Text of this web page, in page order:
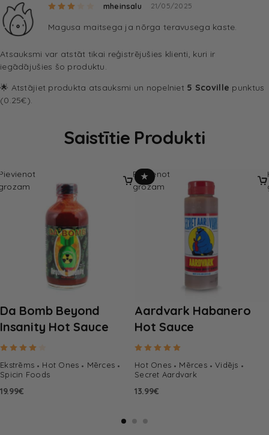
3out of 5
mheinsalu 21/05/2025
Magusa maitsega ja nõrga teravusega kaste.
Atsauksmi var atstāt tikai reģistrējušies klienti, kuri ir
iegādājušies šo produktu.
🌟 Atstājiet produkta atsauksmi un nopelniet 5 Scoville punktus
(0.25€).
Saistītie Produkti
Da Bomb Beyond
Insanity Hot Sauce
Ekstrēms Hot Ones
Mērces
Spicin Foods
19.99€
★
Aardvark Habanero
Hot Sauce
Hot Ones Mērces
Vidējs
Secret Aardvark
13.99€
Pievienot
grozam